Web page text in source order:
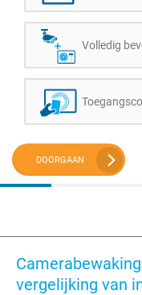
DOORGAAN
vergelijking van